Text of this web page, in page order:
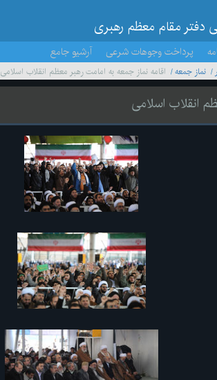
دفتر مقام معظم رهبری
پرداخت وجوهات شرعی آرشیو جامع
نماز جمعه اقامه نماز جمعه به امامت رهبر معظم انقلاب اسلامی
انقلاب اسلامی